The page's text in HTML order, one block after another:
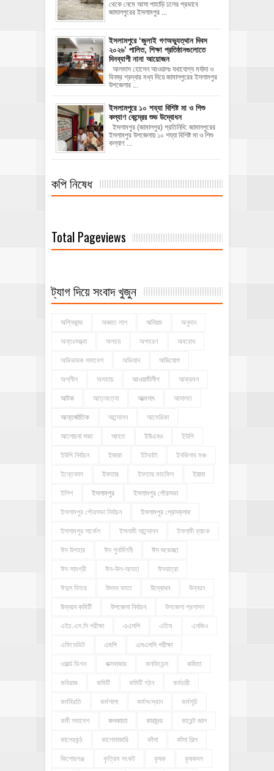
থেকে নেমে আসা পাহাড়ি ঢলের প্রভাবে
জামালপুরের ইসলামপুর ...
‎ইসলামপুরে ‘জুলাই গণঅভ্যুত্থান দিবস
২০২৬’ পালিত, শিক্ষা প্রতিষ্ঠানগুলোতে
দিনব্যাপী নানা আয়োজন
‎​আলমাস হোসেন আওয়ালঃ‎ ‎​যথাযোগ্য মর্যাদা ও
বিনম্র শ্রদ্ধার মধ্য দিয়ে জামালপুরের ইসলামপুর
উপজেলার ...
ইসলামপুরে ১০ শয্যা বিশিষ্ট মা ও শিশু
কল্যাণ কেন্দ্রের শুভ উদ্বোধন
ইসলামপুর (জামালপুর) প্রতিনিধি: জামালপুরের
ইসলামপুর উপজেলায় ১০ শয্যা বিশিষ্ট মা ও শিশু
কল্যাণ ...
কপি নিষেধ
Total Pageviews
ট্যাগ দিয়ে সংবাদ খুজুন
অগ্নিকান্ড অজ্ঞাত লাশ অনিয়ম অনুদান
অন্তঃসত্ত্বা অপচয় অপহরণ অবরোধ
অভিভাবক সমাবেশ অভিযান অভিযোগ
অশ্লীল অসহায় আওয়ামীলীগ আক্রমন
আটক আত্নহত্যা আত্মসাৎ আদালত
আন্তর্জাতিক আন্দোলন আমেরিকা
আলোচনা সভা আহত ইউএনও ইউপি
ইউপি নির্বাচন ইজারা ইটভাটা ইনকিলাব মঞ্চ
ইন্তেকাল ইফতার ইফতার মাহফিল ইয়াবা
ইলিশ ইসলামপুর ইসলামপুর পৌরসভা
ইসলামপুর পৌরসভা নির্বাচন ইসলামপুর প্রেসক্লাব
ইসলামপুর সার্কেল ইসলামী আন্দোলন ইসলামী ব্যাংক
ঈদ উপহার ঈদ পুনর্মিলনী ঈদ শুভেচ্ছা
ঈদ সামগ্রী ঈদ-উল-আযহা ঈদযাত্রা
ঈদুল ফিতর উৎসব ভাতা উদ্বোধন উন্নয়ন
উন্নয়ন কমিটি উপজেলা নির্বাচন উপজেলা প্রশাসন
এইচ.এস.সি পরীক্ষা এএসপি এতিম এনজিও
এফিডেভিট এমপি এসএসসি পরীক্ষা
ওয়ার্ল্ড ভিশন কক্সবাজার কনফিডেন্স কবিতা
কবিরাজ কমিটি কমিটি গঠন কর্মচারী
কর্মবিরতি কর্মশালা কর্মসংস্থান কর্মসূচি
কর্মী সমাবেশ কলকাতা কারাদন্ড কারেন্ট জাল
কালেরকন্ঠ কালোবাজারি কাঁসা কাঁসা শিল্প
কিশোরগঞ্জ কৃত্রিম সংকট কৃষক কৃষকদল